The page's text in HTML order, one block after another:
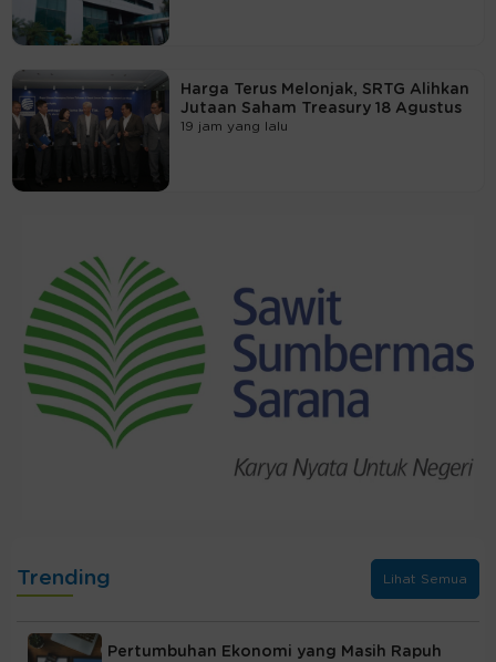
Harga Terus Melonjak, SRTG Alihkan
Jutaan Saham Treasury 18 Agustus
19 jam yang lalu
Trending Lihat Semua
Pertumbuhan Ekonomi yang Masih Rapuh